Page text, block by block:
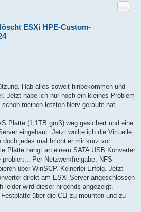
ESXi HPE-Custom-
Zitat
Hab alles soweit hinbekommen und
Jetzt habe ich nur noch ein kleines Problem
meinen letzten Nerv geraubt hat.
Platte (1,1TB groß) weg gesichert und eine
eingebaut. Jetzt wollte ich die Virtuelle
doch jedes mal bricht er mir kurz vor
Platte hängt an einem SATA USB Konverter
Per Netzwerkfreigabe, NFS
über WinSCP. Keinerlei Erfolg. Jetzt
direkt am ESXi Server angeschlossen
leider wird dieser nirgends angezeigt.
über die CLI zu mounten und zu